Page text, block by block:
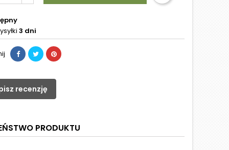
3 dni
recenzję
PRODUKTU